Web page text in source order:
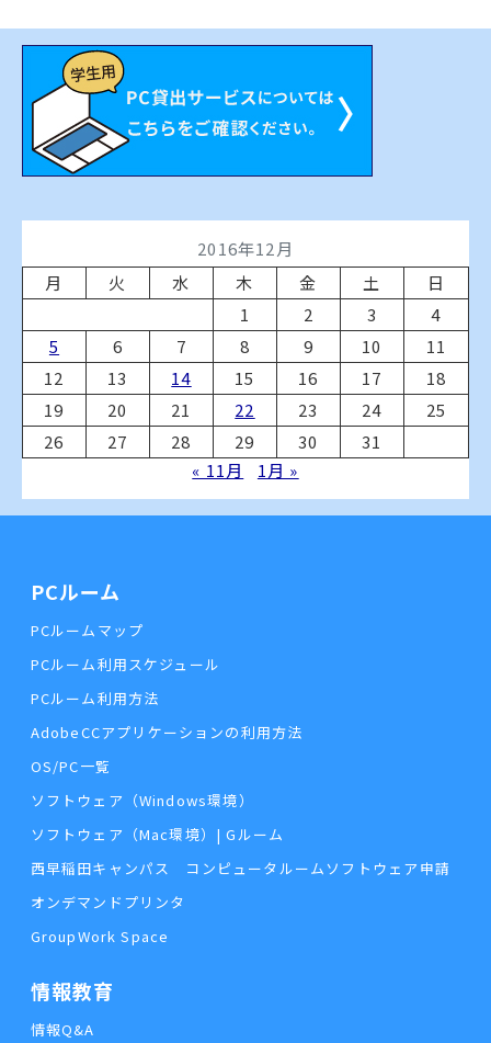
2016年12月
月
火 水 木 金 土
日
1
2 3
4
5
6 7 8 9 10
11
12
13 14 15 16 17
18
19
20 21 22 23 24
25
26
27 28 29 30
31
« 11月
1月 »
PCルーム
PCルームマップ
PCルーム利用スケジュール
PCルーム利用方法
AdobeCCアプリケーションの利用方法
OS/PC一覧
ソフトウェア（Windows環境）
ソフトウェア（Mac環境）| Gルーム
西早稲田キャンパス コンピュータルームソフトウェア申請
オンデマンドプリンタ
GroupWork Space
情報教育
情報Q&A